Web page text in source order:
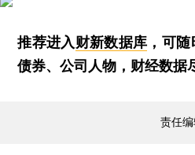
推荐进入财新数据库 ，可
债券、公司人物，财经数据
责任